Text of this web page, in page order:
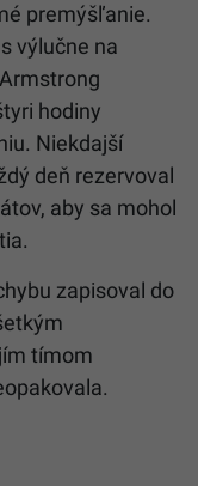
premýšľanie.
výlučne na
hodiny
Niekdajší
deň rezervoval
aby sa mohol
zapisoval do
tímom